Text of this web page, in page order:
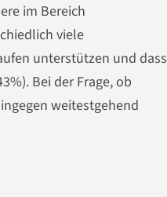
im Bereich
viele
unterstützen und dass
Bei der Frage, ob
weitestgehend